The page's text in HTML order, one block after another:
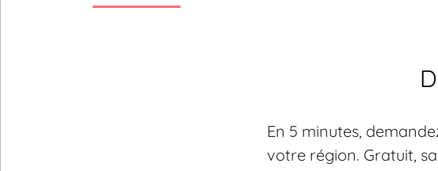
En 5 minutes,
votre région. Gratuit,